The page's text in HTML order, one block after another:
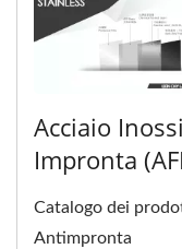
Acciaio
Impronta
Catalogo dei
Antimpronta